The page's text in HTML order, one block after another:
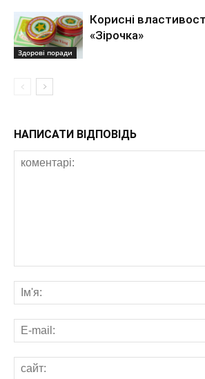
Здорові поради
Корисні
«Зірочка»
НАПИСАТИ ВІДПОВІДЬ